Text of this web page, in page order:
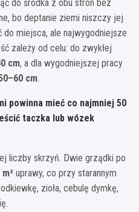
do środka z obu stron bez
bo deptanie ziemi niszczy jej
do miejsca, ale najwygodniejsze
zależy od celu: do zwykłej
cm, a dla wygodniejszej pracy
cm.
powinna mieć co najmniej 50
taczka lub wózek
liczby skrzyń. Dwie grządki po
uprawy, co przy starannym
zioła, cebulę dymkę,